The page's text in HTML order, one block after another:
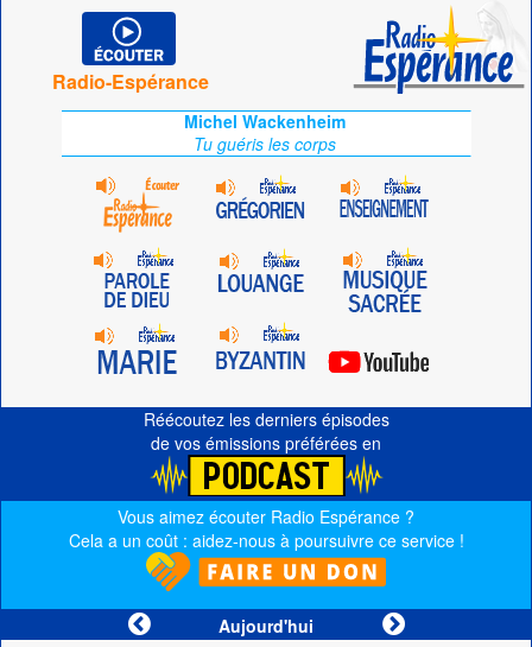
Radio-Espérance
Michel Wackenheim
Tu guéris les corps
Réécoutez les derniers épisodes
de vos émissions préférées en
Vous aimez écouter Radio Espérance ?
Cela a un coût : aidez-nous à poursuivre ce service !
Aujourd'hui